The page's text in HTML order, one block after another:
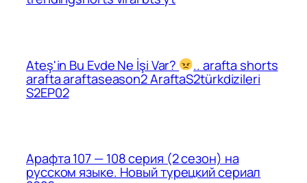
Ateş'in Bu Evde Ne İşi Var? .. arafta shorts
arafta araftaseason2 AraftaS2türkdizileri
S2EP02
Арафта 107 — 108 серия (2 сезон) на
русском языке. Новый турецкий сериал